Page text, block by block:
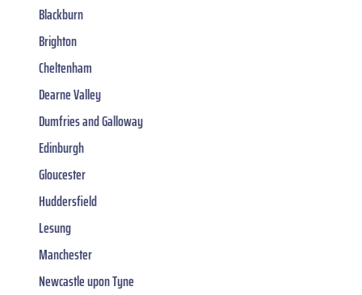
Blackburn
Brighton
Cheltenham
Dearne Valley
Dumfries and Galloway
Edinburgh
Gloucester
Huddersfield
Lesung
Manchester
Newcastle upon Tyne